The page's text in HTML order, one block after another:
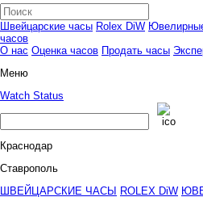
Швейцарские часы Rolex DiW
часов
О нас Оценка часов Продать часы
Меню
Watch Status
Краснодар
Ставрополь
ШВЕЙЦАРСКИЕ ЧАСЫ
ROLEX DiW